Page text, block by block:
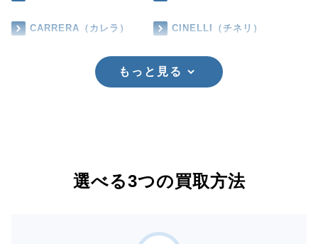
CARRERA（カレラ） CINELLI（チネリ）
もっと見る
選べる3つの買取方法